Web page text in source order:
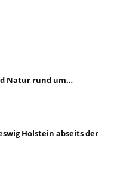
Natur rund um…
Holstein abseits der